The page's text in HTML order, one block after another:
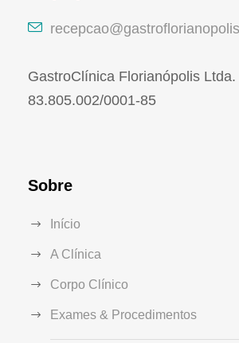
GastroClínica Florianópolis Ltda.
83.805.002/0001-85
Sobre
Início
A Clínica
Corpo Clínico
Exames & Procedimentos